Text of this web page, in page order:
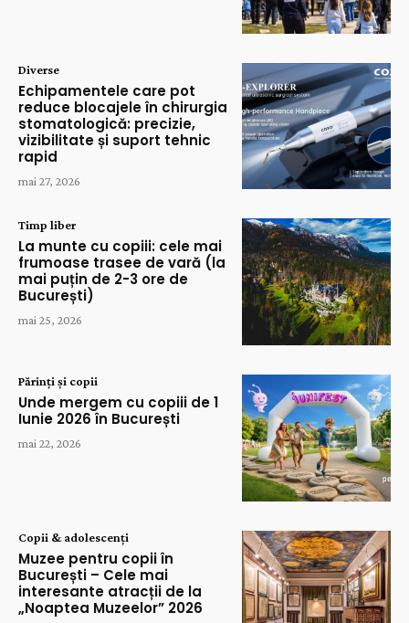
Diverse
Echipamentele care pot
reduce blocajele în chirurgia
stomatologică: precizie,
vizibilitate și suport tehnic
rapid
mai 27, 2026
Timp liber
La munte cu copiii: cele mai
frumoase trasee de vară (la
mai puțin de 2-3 ore de
București)
mai 25, 2026
Părinți și copii
Unde mergem cu copiii de 1
Iunie 2026 în București
mai 22, 2026
Copii & adolescenți
Muzee pentru copii în
București – Cele mai
interesante atracții de la
„Noaptea Muzeelor” 2026